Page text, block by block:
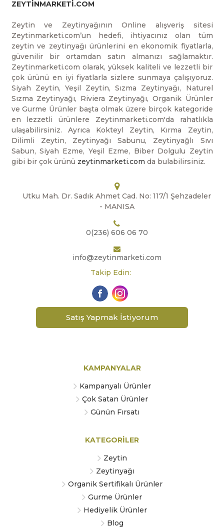
ZEYTİNMARKETİ.COM
Zeytin ve Zeytinyağının Online alışveriş sitesi
Zeytinmarketi.com’un hedefi, ihtiyacınız olan tüm
zeytin ve zeytinyağı ürünlerini en ekonomik fiyatlarla,
güvenilir bir ortamdan satın almanızı sağlamaktır.
Zeytinmarketi.com olarak, yüksek kaliteli ve lezzetli bir
çok ürünü en iyi fiyatlarla sizlere sunmaya çalışıyoruz.
Siyah Zeytin, Yeşil Zeytin, Sızma Zeytinyağı, Naturel
Sızma Zeytinyağı, Riviera Zeytinyağı, Organik Ürünler
ve Gurme Ürünler başta olmak üzere birçok kategoride
en lezzetli ürünlere Zeytinmarketi.com'da rahatlıkla
ulaşabilirsiniz. Ayrıca Kokteyl Zeytin, Kırma Zeytin,
Dilimli Zeytin, Zeytinyağı Sabunu, Zeytinyağlı Sıvı
Sabun, Siyah Ezme, Yeşil Ezme, Biber Dolgulu Zeytin
gibi bir çok ürünü zeytinmarketi.com da bulabilirsiniz.
Utku Mah. Dr. Sadık Ahmet Cad. No: 117/1 Şehzadeler
- MANISA
0(236) 606 06 70
info@zeytinmarketi.com
Takip Edin:
Satış Yapmak İstiyorum
KAMPANYALAR
Kampanyalı Ürünler
Çok Satan Ürünler
Günün Fırsatı
KATEGORİLER
Zeytin
Zeytinyağı
Organik Sertifikalı Ürünler
Gurme Ürünler
Hediyelik Ürünler
Blog